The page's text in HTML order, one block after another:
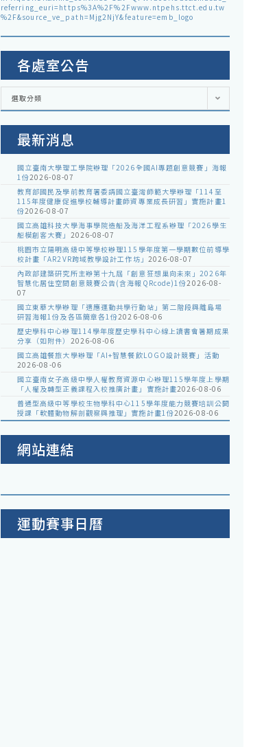
referring_euri=https%3A%2F%2Fwww.ntpehs.ttct.edu.tw
%2F&source_ve_path=Mjg2NjY&feature=emb_logo
各處室公告
各
室
選取分類
最新消息
國立臺南大學理工學院辦理「2026全國AI專題創意競賽」海報
1份2026-08-07
教育部國民及學前教育署委請國立臺灣師範大學辦理「114至
115年度健康促進學校輔導計畫師資專業成長研習」實施計畫1
份2026-08-07
國立高雄科技大學海事學院造船及海洋工程系辦理「2026學生
船模創客大賽」 2026-08-07
桃園市立陽明高級中等學校辦理115學年度第一學期數位前導學
校計畫「AR2VR跨域教學設計工作坊」 2026-08-07
內政部建築研究所主辦第十九屆「創意狂想巢向未來」2026年
智慧化居住空間創意競賽公告(含海報QRcode)1份2026-08-
07
國立東華大學辦理「適應運動共學行動站」第二階段與離島場
研習海報1份及各區簡章各1份2026-08-06
歷史學科中心辦理114學年度歷史學科中心線上讀書會暑期成果
分享（如附件） 2026-08-06
國立高雄餐旅大學辦理「AI+智慧餐飲LOGO設計競賽」活動
2026-08-06
國立臺南女子高級中學人權教育資源中心辦理115學年度上學期
「人權及轉型正義課程入校推廣計畫」實施計畫2026-08-06
普通型高級中等學校生物學科中心115學年度能力競賽培訓公開
授課「軟體動物解剖觀察與推理」實施計畫1份2026-08-06
網站連結
運動賽事日曆